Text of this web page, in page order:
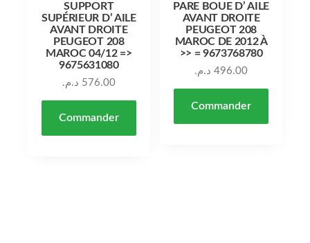
SUPPORT
SUPÉRIEUR D’ AILE
AVANT DROITE
PEUGEOT 208
MAROC 04/12 =>
9675631080
576.00 د.م.
Commander
PARE BOUE D’ AILE
AVANT DROITE
PEUGEOT 208
MAROC DE 2012 À
>> = 9673768780
496.00 د.م.
Commander